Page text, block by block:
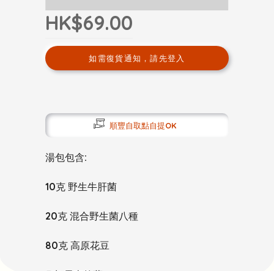
HK$69.00
如需復貨通知，請先登入
順豐自取點自提OK
湯包包含:
10克 野生牛肝菌
20克 混合野生菌八種
80克 高原花豆